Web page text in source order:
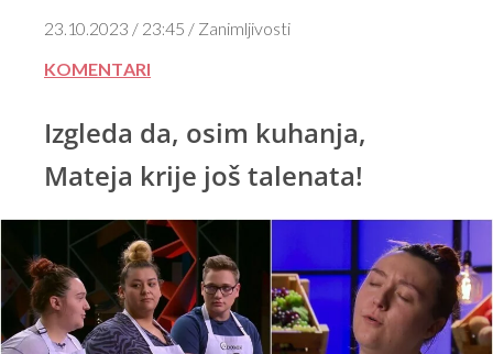
23.10.2023 / 23:45 / Zanimljivosti
KOMENTARI
Izgleda da, osim kuhanja,
Mateja krije još talenata!